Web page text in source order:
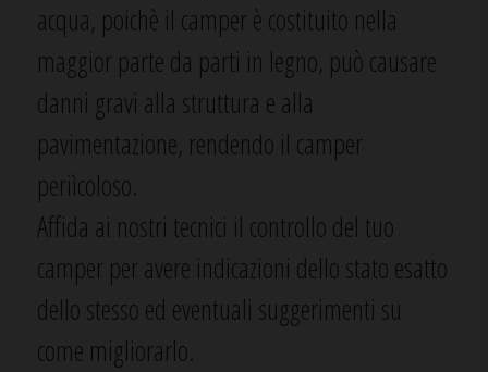
acqua, poichè il camper è costituito nella
maggior parte da parti in legno, può causare
danni gravi alla struttura e alla
pavimentazione, rendendo il camper
periìcoloso.
Affida ai nostri tecnici il controllo del tuo
camper per avere indicazioni dello stato esatto
dello stesso ed eventuali suggerimenti su
come migliorarlo.